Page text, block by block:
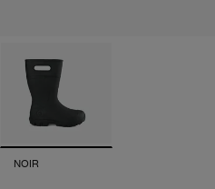
NOIR